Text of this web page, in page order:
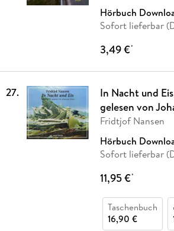
Hörbuch
Sofort lieferbar
3,49 €*
27.
In Nacht und
gelesen von
Fridtjof Nansen
Hörbuch
Sofort lieferbar
11,95 €*
Taschenbuch
16,90 €